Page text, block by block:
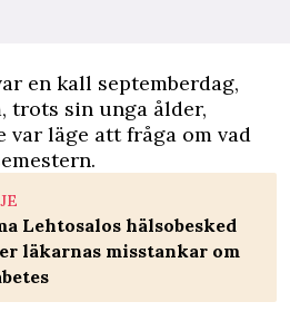
en kall septemberdag,
trots sin unga ålder,
läge att fråga om vad
Lehtosalos hälsobesked
läkarnas misstankar om